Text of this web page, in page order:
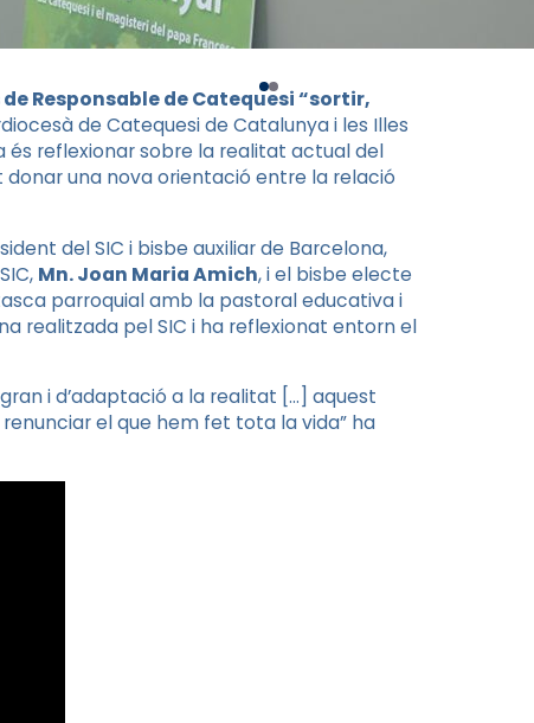
Responsable de Catequesi “sortir,
de Catequesi de Catalunya i les Illes
és reflexionar sobre la realitat actual del
una nova orientació entre la relació
del SIC i bisbe auxiliar de Barcelona,
Mn. Joan Maria Amich, i el bisbe electe
parroquial amb la pastoral educativa i
realitzada pel SIC i ha reflexionat entorn el
i d’adaptació a la realitat […] aquest
el que hem fet tota la vida” ha